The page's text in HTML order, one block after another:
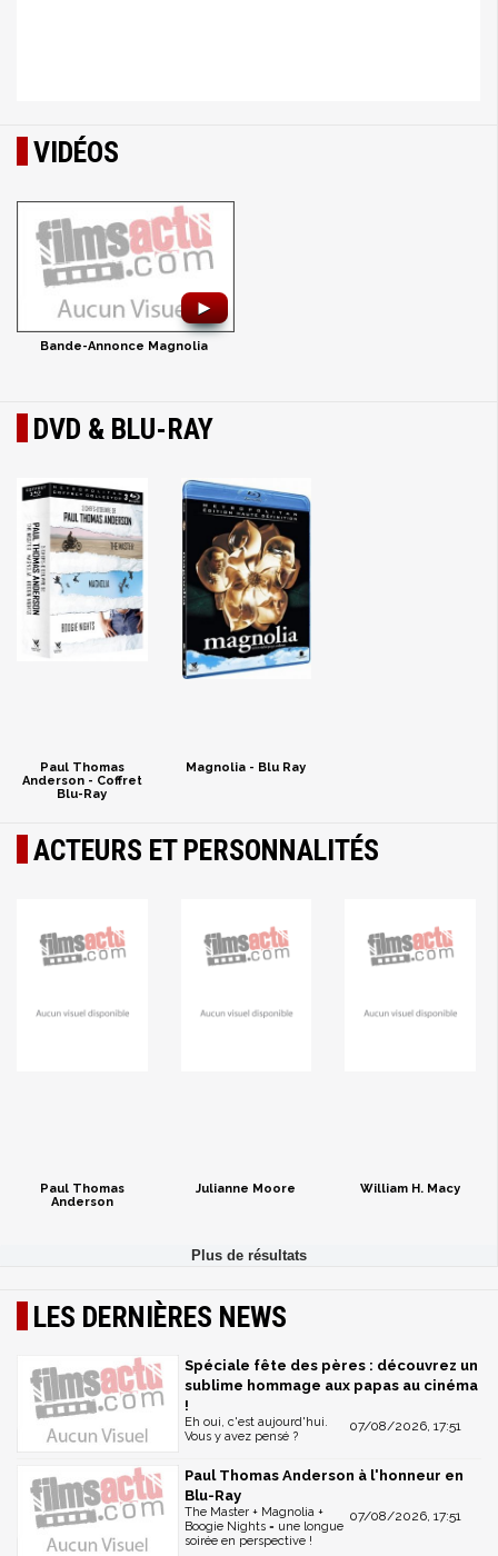
VIDÉOS
►
Bande-Annonce Magnolia
DVD & BLU-RAY
Paul Thomas
Anderson - Coffret
Blu-Ray
Magnolia - Blu Ray
ACTEURS ET PERSONNALITÉS
Paul Thomas
Anderson
Julianne Moore William H. Macy
LES DERNIÈRES NEWS
Spéciale fête des pères : découvrez un
sublime hommage aux papas au cinéma
!
07/08/2026, 17:51
Eh oui, c'est aujourd'hui.
Vous y avez pensé ?
Paul Thomas Anderson à l'honneur en
Blu-Ray
07/08/2026, 17:51
The Master + Magnolia +
Boogie Nights = une longue
soirée en perspective !